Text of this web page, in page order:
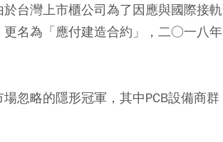
台灣上市櫃公司為了因應與國際接軌
更名為「應付建造合約」，二○一八年
忽略的隱形冠軍，其中PCB設備商群